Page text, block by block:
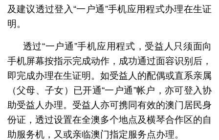
及建议透过登入“一户通”手机应用程式办理在生证
明。
透过“一户通”手机应用程式，受益人只须面向
手机屏幕按指示完成动作，成功通过面容识别后，
即完成办理在生证明。如受益人的配偶或直系亲属
（父母、子女）已开通“一户通”帐户，亦可登入协
助受益人办理。受益人亦可携同有效的澳门居民身
份证，透过设置在全澳多个地点及横琴合作区的自
助服务机，又或亲临澳门指定服务点办理。